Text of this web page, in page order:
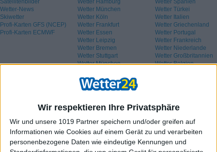
Wir respektieren Ihre Privatsphäre
Wir und unsere 1019 Partner speichern und/oder greifen auf
Informationen wie Cookies auf einem Gerät zu und verarbeiten
personenbezogene Daten wie eindeutige Kennungen und
Satellitenbilder
Wetter-News
Skiwetter
Profi-Karten GFS (NCEP)
Profi-Karten ECMWF
Wetter Hamburg
Wetter München
Wetter Köln
Wetter Frankfurt
Wetter Essen
Wetter Leipzig
Wetter Bremen
Wetter Stuttgart
Wetter München
Wetter Spanien
Wetter Türkei
Wetter Italien
Wetter Griechenland
Wetter Portugal
Wetter Frankreich
Wetter Niederlande
Wetter Großbritannien
Wetter Belgien